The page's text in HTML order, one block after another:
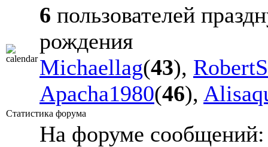
6 пользователей
рождения
Michaellag(43),
Apacha1980(46),
Статистика форума
На форуме